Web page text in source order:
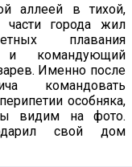
аллеей в тихой,
части города жил
плавания
и командующий
Именно после
командовать
особняка,
видим на фото.
свой дом